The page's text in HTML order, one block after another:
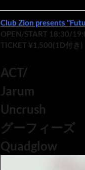
Club Zion presents
OPEN/START 18:30/
TICKET ¥1,500(1D付き)
ACT/
Jarum
Uncrush
グーフィーズ
Quadglow